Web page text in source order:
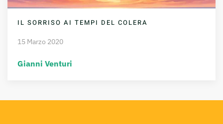
IL SORRISO AI TEMPI DEL COLERA
15 Marzo 2020
Gianni Venturi